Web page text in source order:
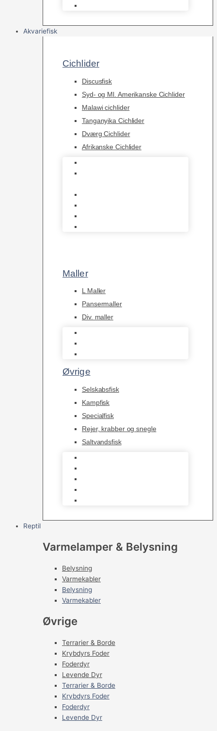
Akvariefisk
Cichlider
Discusfisk
Syd- og Ml. Amerikanske Cichlider
Malawi cichlider
Tanganyika Cichlider
Dværg Cichlider
Afrikanske Cichlider
Maller
L Maller
Pansermaller
Div. maller
Øvrige
Selskabsfisk
Kampfisk
Specialfisk
Rejer, krabber og snegle
Saltvandsfisk
Reptil
Varmelamper & Belysning
Belysning
Varmekabler
Belysning
Varmekabler
Øvrige
Terrarier & Borde
Krybdyrs Foder
Foderdyr
Levende Dyr
Terrarier & Borde
Krybdyrs Foder
Foderdyr
Levende Dyr